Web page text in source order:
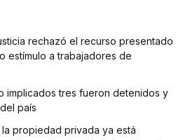
rechazó el recurso presentado
estímulo a trabajadores de
implicados tres fueron detenidos y
país
propiedad privada ya está